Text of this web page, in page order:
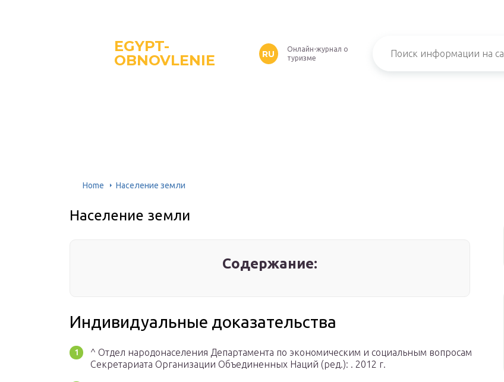
EGYPT-
OBNOVLENIE
RU
Онлайн-журнал о
туризме
Home Население земли
Население земли
Содержание:
Индивидуальные доказательства
^ Отдел народонаселения Департамента по экономическим и социальным вопросам
Секретариата Организации Объединенных Наций (ред.): . 2012 г.